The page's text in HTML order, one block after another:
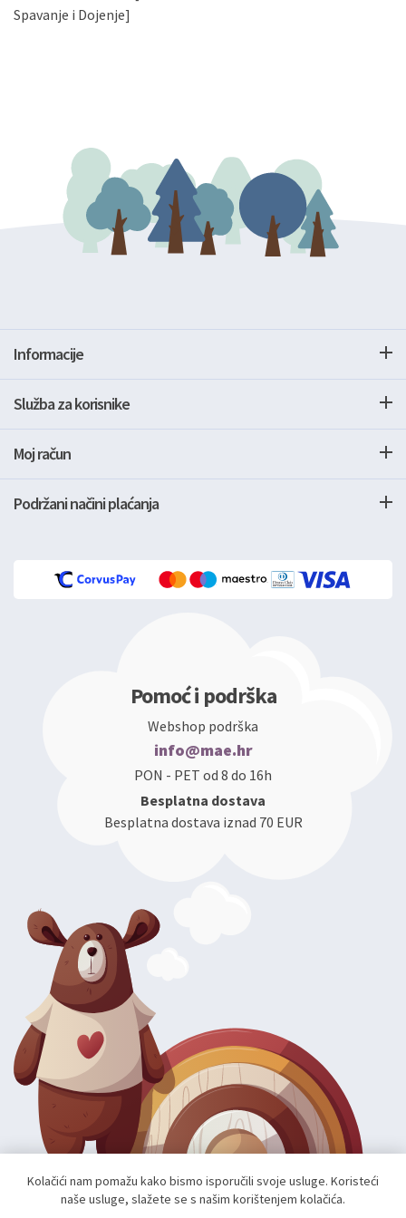
gore navedenu adresu ili e-mailom na adresu:
Spavanje i Dojenje]
Informacije
Služba za korisnike
Moj račun
Podržani načini plaćanja
Pomoć i podrška
Webshop podrška
info@mae.hr
PON - PET od 8 do 16h
Besplatna dostava
Besplatna dostava iznad 70 EUR
Kolačići nam pomažu kako bismo isporučili svoje usluge. Koristeći
naše usluge, slažete se s našim korištenjem kolačića.